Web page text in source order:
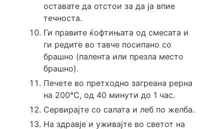
оставате да отстои за да ја впие
течноста.
Ги правите ќофтињата од смесата и
ги редите во тавче посипано со
брашно (палента или презла место
брашно).
Печете во претходно загреана рерна
на 200°C, од 40 минути до 1 час.
Сервирајте со салата и леб по желба.
На здравје и уживајте во светот на